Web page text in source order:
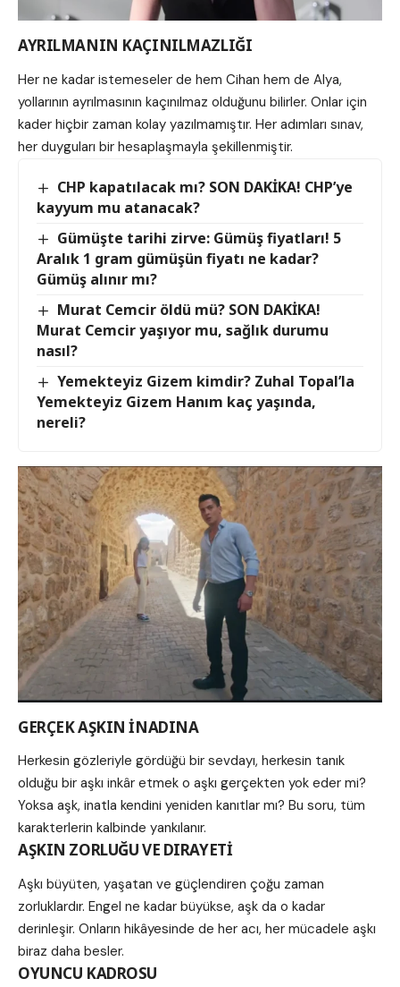
AYRILMANIN KAÇINILMAZLIĞI
Her ne kadar istemeseler de hem Cihan hem de Alya,
yollarının ayrılmasının kaçınılmaz olduğunu bilirler. Onlar için
kader hiçbir zaman kolay yazılmamıştır. Her adımları sınav,
her duyguları bir hesaplaşmayla şekillenmiştir.
CHP kapatılacak mı? SON DAKİKA! CHP’ye
kayyum mu atanacak?
Gümüşte tarihi zirve: Gümüş fiyatları! 5
Aralık 1 gram gümüşün fiyatı ne kadar?
Gümüş alınır mı?
Murat Cemcir öldü mü? SON DAKİKA!
Murat Cemcir yaşıyor mu, sağlık durumu
nasıl?
Yemekteyiz Gizem kimdir? Zuhal Topal’la
Yemekteyiz Gizem Hanım kaç yaşında,
nereli?
GERÇEK AŞKIN İNADINA
Herkesin gözleriyle gördüğü bir sevdayı, herkesin tanık
olduğu bir aşkı inkâr etmek o aşkı gerçekten yok eder mi?
Yoksa aşk, inatla kendini yeniden kanıtlar mı? Bu soru, tüm
karakterlerin kalbinde yankılanır.
AŞKIN ZORLUĞU VE DIRAYETİ
Aşkı büyüten, yaşatan ve güçlendiren çoğu zaman
zorluklardır. Engel ne kadar büyükse, aşk da o kadar
derinleşir. Onların hikâyesinde de her acı, her mücadele aşkı
biraz daha besler.
OYUNCU KADROSU